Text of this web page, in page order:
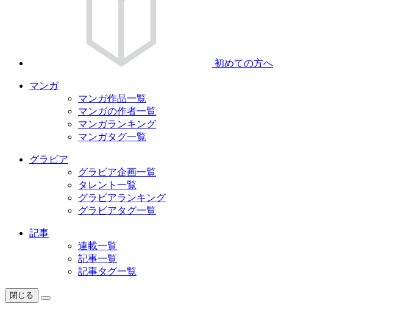
初めての方へ
マンガ
マンガ作品一覧
マンガの作者一覧
マンガランキング
マンガタグ一覧
グラビア
グラビア企画一覧
タレント一覧
グラビアランキング
グラビアタグ一覧
記事
連載一覧
記事一覧
記事タグ一覧
閉じる